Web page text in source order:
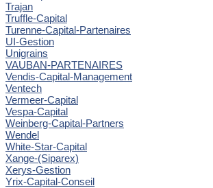
Trajan
Truffle-Capital
Turenne-Capital-Partenaires
UI-Gestion
Unigrains
VAUBAN-PARTENAIRES
Vendis-Capital-Management
Ventech
Vermeer-Capital
Vespa-Capital
Weinberg-Capital-Partners
Wendel
White-Star-Capital
Xange-(Siparex)
Xerys-Gestion
Yrix-Capital-Conseil